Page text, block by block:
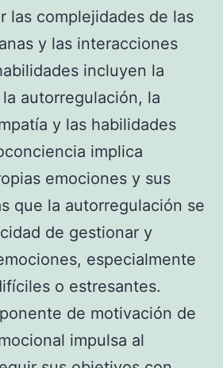
las complejidades de las
y las interacciones
incluyen la
autorregulación, la
y las habilidades
implica
emociones y sus
que la autorregulación se
de gestionar y
especialmente
o estresantes.
de motivación de
impulsa al